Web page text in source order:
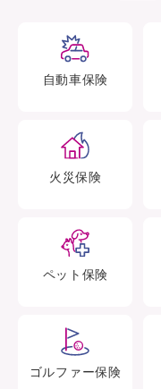
自動車保険
火災保険
ペット 保険
ゴルファー保険